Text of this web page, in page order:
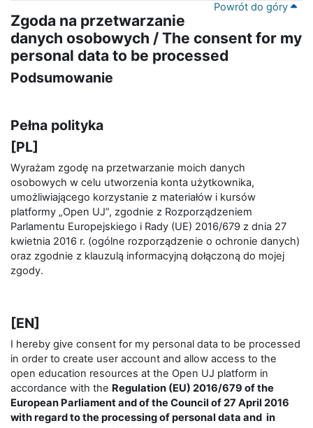
Powrót do góry
Zgoda na przetwarzanie
danych osobowych / The consent for my
personal data to be processed
Podsumowanie
Pełna polityka
[PL]
Wyrażam zgodę na przetwarzanie moich danych
osobowych w celu utworzenia konta użytkownika,
umożliwiającego korzystanie z materiałów i kursów
platformy „Open UJ”, zgodnie z Rozporządzeniem
Parlamentu Europejskiego i Rady (UE) 2016/679 z dnia 27
kwietnia 2016 r. (ogólne rozporządzenie o ochronie danych)
oraz zgodnie z klauzulą informacyjną dołączoną do mojej
zgody.
[EN]
I hereby give consent for my personal data to be processed
in order to create user account and allow access to the
open education resources at the Open UJ platform in
accordance with the Regulation (EU) 2016/679 of the
European Parliament and of the Council of 27 April 2016
with regard to the processing of personal data and in